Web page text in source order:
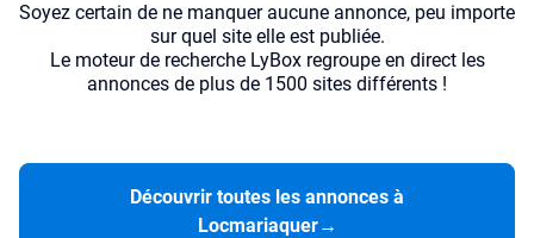
Soyez certain de ne manquer aucune annonce, peu importe
sur quel site elle est publiée.
Le moteur de recherche LyBox regroupe en direct les
annonces de plus de 1500 sites différents !
Découvrir toutes les annonces à
Locmariaquer→